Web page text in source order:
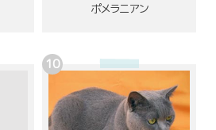
ポメラニアン